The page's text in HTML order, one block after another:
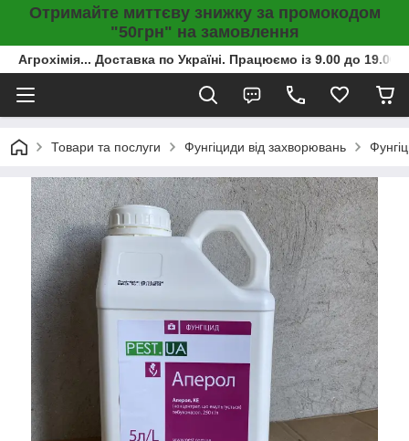
Отримайте миттєву знижку за промокодом
"50грн" на замовлення
Агрохімія... Доставка по Україні. Працюємо із 9.00 до
Товари та послуги Фунгіциди від захворювань